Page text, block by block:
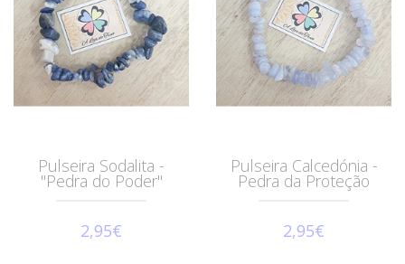
Pulseira Sodalita -
"Pedra do Poder"
2,95€
Pulseira Calcedónia -
Pedra da Proteção
2,95€